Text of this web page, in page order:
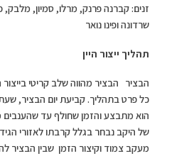
זנים: קברנה פרנק, מרלו, סמיון, מלבק,
שרדונה ופינו נואר
תהליך ייצור היין
הבציר הבציר מהווה שלב קריטי בייצור
כל פרט בתהליך. קביעת יום הבציר,
הוא מתבצע והזמן שחולף עד שהענבים
של היקב נבחר בגלל קרבתו לאזורי
מעקב צמוד וקיצור הזמן שבין הבציר